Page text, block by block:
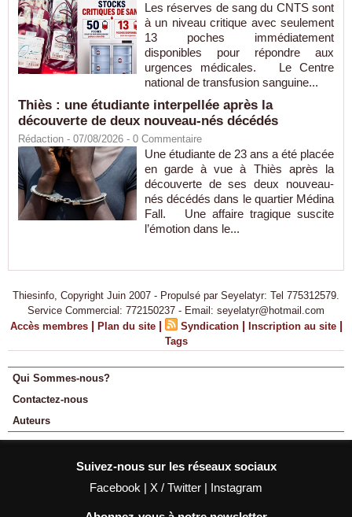
Les réserves de sang du CNTS sont
à un niveau critique avec seulement
13 poches immédiatement
disponibles pour répondre aux
urgences médicales. Le Centre
national de transfusion sanguine...
Thiès : une étudiante interpellée après la
découverte de deux nouveau-nés décédés
Rédaction - 07/08/2026 - 0 Commentaire
Une étudiante de 23 ans a été placée
en garde à vue à Thiès après la
découverte de ses deux nouveau-
nés décédés dans le quartier Médina
Fall. Une affaire tragique suscite
l’émotion dans le...
Thiesinfo, Copyright Juin 2007 - Propulsé par Seyelatyr: Tel 775312579.
Service Commercial: 772150237 - Email: seyelatyr@hotmail.com
Accès membres | Plan du site | Syndication | Inscription au site |
Tags
Qui Sommes-nous?
Contactez-nous
Auteurs
Suivez-nous sur les réseaux sociaux
Facebook | X / Twitter | Instagram